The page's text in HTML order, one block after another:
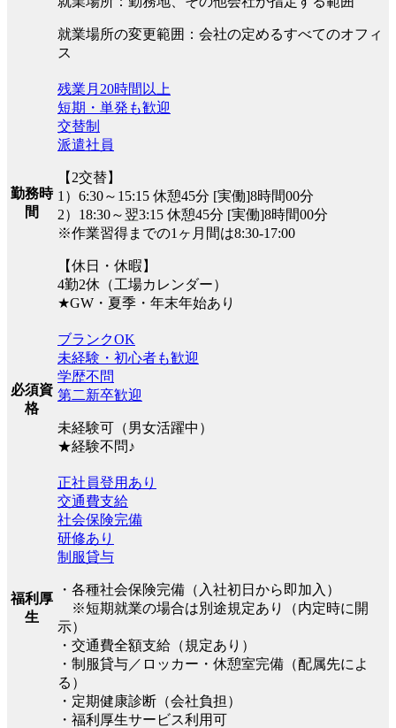
就業場所の変更範囲：会社の定めるすべてのオフィ
ス
勤務時
間
残業月20時間以上
短期・単発も歓迎
交替制
派遣社員
【2交替】
1）6:30～15:15 休憩45分 [実働]8時間00分
2）18:30～翌3:15 休憩45分 [実働]8時間00分
※作業習得までの1ヶ月間は8:30-17:00
【休日・休暇】
4勤2休（工場カレンダー）
★GW・夏季・年末年始あり
必須資
格
ブランクOK
未経験・初心者も歓迎
学歴不問
第二新卒歓迎
未経験可（男女活躍中）
★経験不問♪
福利厚
生
正社員登用あり
交通費支給
社会保険完備
研修あり
制服貸与
・各種社会保険完備（入社初日から即加入）
※短期就業の場合は別途規定あり（内定時に開
示）
・交通費全額支給（規定あり）
・制服貸与／ロッカー・休憩室完備（配属先によ
る）
・定期健康診断（会社負担）
・福利厚生サービス利用可